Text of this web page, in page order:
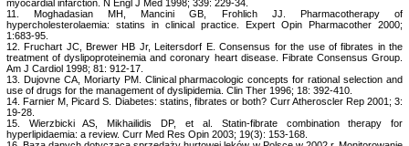
myocardial infarction. N Engl J Med 1998; 339: 229-34.
11. Moghadasian MH, Mancini GB, Frohlich JJ. Pharmacotherapy of
hypercholesterolaemia: statins in clinical practice. Expert Opin Pharmacother 2000;
1:683-95.
12. Fruchart JC, Brewer HB Jr, Leitersdorf E. Consensus for the use of fibrates in the
treatment of dyslipoproteinemia and coronary heart disease. Fibrate Consensus Group.
Am J Cardiol 1998; 81: 912-17.
13. Dujovne CA, Moriarty PM. Clinical pharmacologic concepts for rational selection and
use of drugs for the management of dyslipidemia. Clin Ther 1996; 18: 392-410.
14. Farnier M, Picard S. Diabetes: statins, fibrates or both? Curr Atheroscler Rep 2001; 3:
19-28.
15. Wierzbicki AS, Mikhailidis DP, et al. Statin-fibrate combination therapy for
hyperlipidaemia: a review. Curr Med Res Opin 2003; 19(3): 153-168.